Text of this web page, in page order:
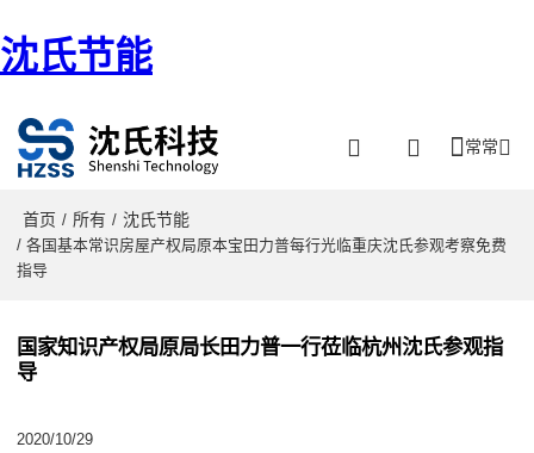
沈氏节能
常常
首页 / 所有 / 沈氏节能
/ 各国基本常识房屋产权局原本宝田力普每行光临重庆沈氏参观考察免费
指导
国家知识产权局原局长田力普一行莅临杭州沈氏参观指
导
2020/10/29